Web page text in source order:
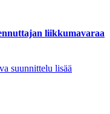
liikkumavaraa
suunnittelu lisää